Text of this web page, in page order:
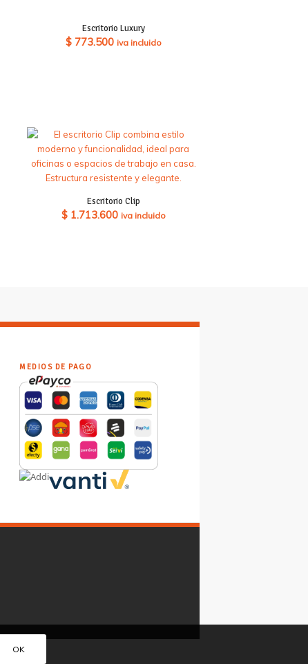
Escritorio Luxury
$773.500 iva incluido
Escritorio Clip
$1.713.600 iva incluido
MEDIOS DE PAGO
OK